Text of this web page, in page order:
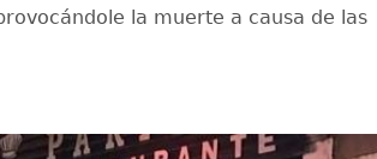
la muerte a causa de las